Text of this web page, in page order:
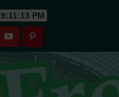
9:11:14 PM